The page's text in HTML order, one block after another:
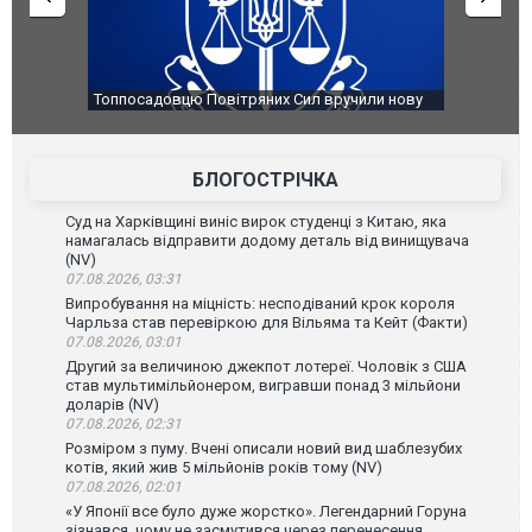
Сили оборони уразили Ярославський НПЗ:
атаку. ВІДЕО
Неймар
БЛОГОСТРІЧКА
Суд на Харківщині виніс вирок студенці з Китаю, яка
намагалась відправити додому деталь від винищувача
(NV)
07.08.2026, 03:31
Випробування на міцність: несподіваний крок короля
Чарльза став перевіркою для Вільяма та Кейт (Факти)
07.08.2026, 03:01
Другий за величиною джекпот лотереї. Чоловік з США
став мультимільйонером, вигравши понад 3 мільйони
доларів (NV)
07.08.2026, 02:31
Розміром з пуму. Вчені описали новий вид шаблезубих
котів, який жив 5 мільйонів років тому (NV)
07.08.2026, 02:01
«У Японії все було дуже жорстко». Легендарний Горуна